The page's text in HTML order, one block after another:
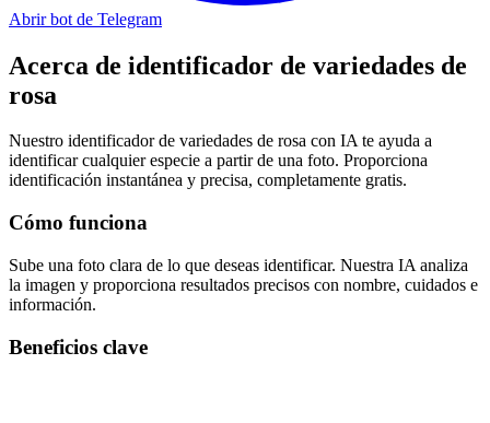
Abrir bot de Telegram
Acerca de identificador de variedades de
rosa
Nuestro identificador de variedades de rosa con IA te ayuda a
identificar cualquier especie a partir de una foto. Proporciona
identificación instantánea y precisa, completamente gratis.
Cómo funciona
Sube una foto clara de lo que deseas identificar. Nuestra IA analiza
la imagen y proporciona resultados precisos con nombre, cuidados e
información.
Beneficios clave